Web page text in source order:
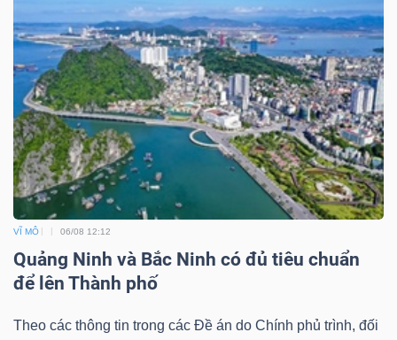
VĨ MÔ 06/08 12:12
Quảng Ninh và Bắc Ninh có đủ tiêu chuẩn
để lên Thành phố
Theo các thông tin trong các Đề án do Chính phủ trình, đối